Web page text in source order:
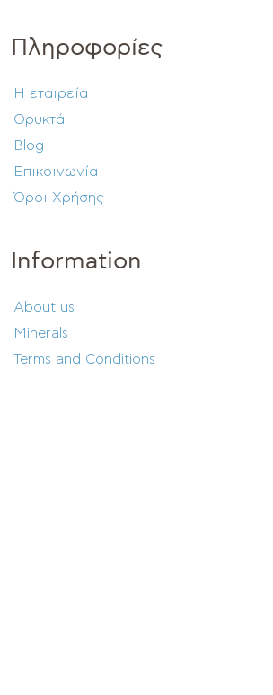
Πληροφορίες
Η εταιρεία
Ορυκτά
Blog
Επικοινωνία
Όροι Χρήσης
Information
About us
Minerals
Terms and Conditions